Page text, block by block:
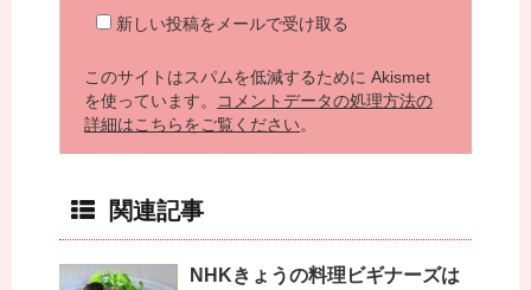
新しい投稿をメールで受け取る
このサイトはスパムを低減するために Akismet
を使っています。
コメントデータの処理方法の
詳細はこちらをご覧ください。
関連記事
NHKきょうの料理ビギナーズは